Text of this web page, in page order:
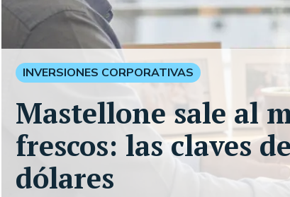
INVERSIONES CORPORATIVAS
Mastellone sale al
frescos: las claves
dólares